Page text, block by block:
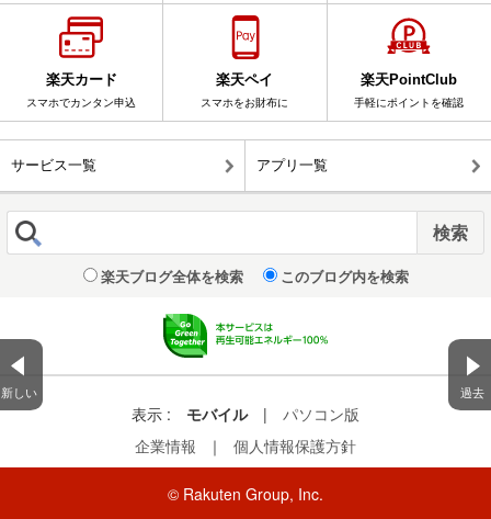
新しい 過去
楽天カード
スマホでカンタン申込
楽天ペイ
スマホをお財布に
楽天PointClub
手軽にポイントを確認
サービス一覧 アプリ一覧
楽天ブログ全体を検索 このブログ内を検索
表示 : モバイル |
パソコン版
企業情報
｜ 個人情報保護方針
© Rakuten Group, Inc.